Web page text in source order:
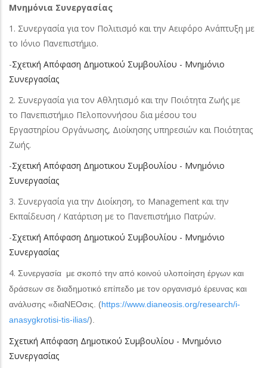
Μνημόνια Συνεργασίας
1. Συνεργασία για τον Πολιτισμό και την Αειφόρο Ανάπτυξη με
το Ιόνιο Πανεπιστήμιο.
-Σχετική Απόφαση Δημοτικού Συμβουλίου - Μνημόνιο
Συνεργασίας
2. Συνεργασία για τον Αθλητισμό και την Ποιότητα Ζωής με
το Πανεπιστήμιο Πελοποννήσου δια μέσου του
Εργαστηρίου Οργάνωσης, Διοίκησης υπηρεσιών και Ποιότητας
Ζωής.
-Σχετική Απόφαση Δημοτικου Συμβουλίου - Μνημόνιο
Συνεργασίας
3. Συνεργασία για την Διοίκηση, το Management και την
Εκπαίδευση / Κατάρτιση με το Πανεπιστήμιο Πατρών.
-Σχετική Απόφαση Δημοτικού Συμβουλίου - Μνημόνιο
Συνεργασίας
4. Συνεργασία με σκοπό την από κοινού υλοποίηση έργων και
δράσεων σε διαδημοτικό επίπεδο με τον οργανισμό έρευνας και
ανάλυσης «διαΝΕΟσις. (https://www.dianeosis.org/research/i-
anasygkrotisi-tis-ilias/).
Σχετική Απόφαση Δημοτικού Συμβουλίου - Μνημόνιο
Συνεργασίας